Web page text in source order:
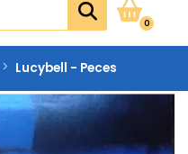
0
Lucybell - Peces